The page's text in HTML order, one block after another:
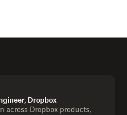
Dropbox
across Dropbox products,